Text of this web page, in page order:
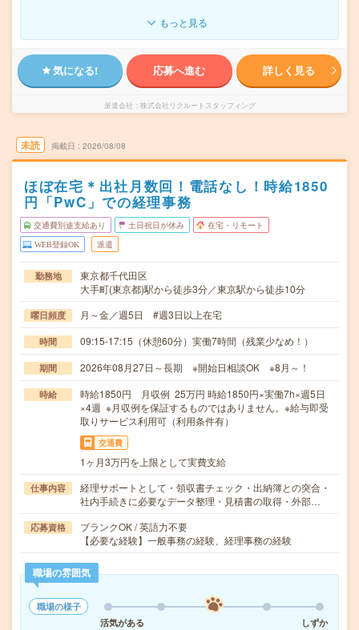
もっと見る
気になる! 応募へ進む 詳しく見る
派遣会社 株式会社リクルートスタッフィング
未読 掲載日 2026/08/08
ほぼ在宅＊出社月数回！電話なし！時給1850
円「PwC」での経理事務
交通費別途支給あり 土日祝日が休み 在宅・リモート
WEB登録OK 派遣
勤務地
東京都千代田区
大手町(東京都)駅から徒歩3分／東京駅から徒歩10分
曜日頻度 月～金／週5日 #週3日以上在宅
時間 09:15-17:15（休憩60分）実働7時間（残業少なめ！）
期間 2026年08月27日～長期 ※開始日相談OK ※8月～！
時給
時給1850円 月収例 25万円 時給1850円×実働7h×週5日
×4週 ※月収例を保証するものではありません。※給与即受
取りサービス利用可（利用条件有）
交通費
1ヶ月3万円を上限として実費支給
仕事内容
経理サポートとして・領収書チェック・出納簿との突合・
社内手続きに必要なデータ整理・見積書の取得・外部…
応募資格
ブランクOK / 英語力不要
【必要な経験】一般事務の経験、経理事務の経験
職場の雰囲気
職場の様子
活気がある
しずか